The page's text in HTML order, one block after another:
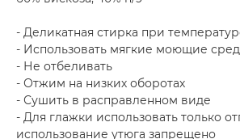
- Деликатная стирка при
- Использовать мягкие моющие
- Не отбеливать
- Отжим на низких оборотах
- Сушить в расправленном виде
- Для глажки использовать только
использование утюга запрещено